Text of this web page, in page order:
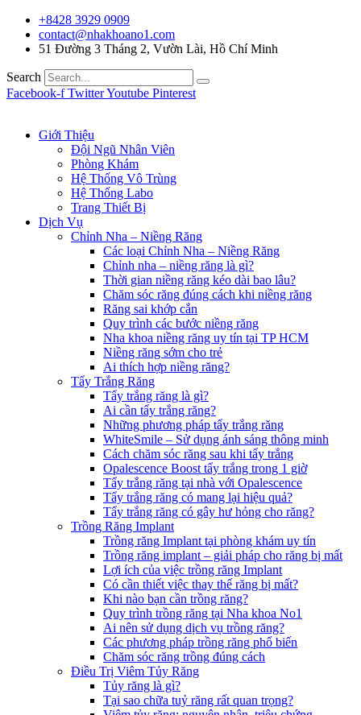
+8428 3929 0909
contact@nhakhoano1.com
51 Đường 3 Tháng 2, Vườn Lài, Hồ Chí Minh
Search
Facebook-f TwitterYoutube Pinterest
Giới Thiệu
Đội Ngũ Nhân Viên
Phòng Khám
Hệ Thống Vô Trùng
Hệ Thống Labo
Trang Thiết Bị
Dịch Vụ
Chỉnh Nha – Niềng Răng
Các loại Chỉnh Nha – Niềng Răng
Chỉnh nha – niềng răng là gì?
Thời gian niềng răng kéo dài bao lâu?
Chăm sóc răng đúng cách khi niềng răng
Răng sai khớp cắn
Quy trình các bước niềng răng
Nha khoa niềng răng uy tín tại TP HCM
Niềng răng sớm cho trẻ
Ai thích hợp niềng răng?
Tẩy Trắng Răng
Tẩy trắng răng là gì?
Ai cần tẩy trắng răng?
Những phương pháp tẩy trắng răng
WhiteSmile – Sử dụng ánh sáng thông minh
Cách chăm sóc răng sau khi tẩy trắng
Opalescence Boost tẩy trắng trong 1 giờ
Tẩy trắng răng tại nhà với Opalescence
Tẩy trắng răng có mang lại hiệu quả?
Tẩy trắng răng có gây hư hỏng cho răng?
Trồng Răng Implant
Trồng răng Implant tại phòng khám uy tín
Trồng răng implant – giải pháp cho răng bị mất
Lợi ích của việc trồng răng Implant
Có cần thiết việc thay thế răng bị mất?
Khi nào bạn cần trồng răng?
Quy trình trồng răng tại Nha khoa No1
Ai nên sử dụng dịch vụ trồng răng?
Các phương pháp trồng răng phổ biến
Chăm sóc răng trồng đúng cách
Điều Trị Viêm Tủy Răng
Tủy răng là gì?
Tại sao chữa tuỷ răng rất quan trọng?